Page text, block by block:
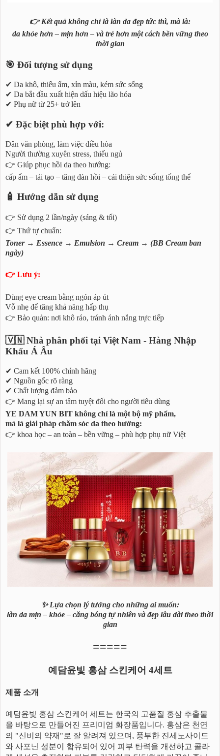
👉 Kết quả không chỉ là làn da đẹp tức thì, mà là:
da khỏe hơn – mịn hơn – và trẻ hơn một cách bền vững theo
thời gian
🎯 Đối tượng sử dụng
✔ Da khô, thiếu ẩm, xỉn màu, kém sức sống
✔ Da bắt đầu xuất hiện dấu hiệu lão hóa
✔ Phụ nữ từ 25+ trở lên
✔ Đặc biệt phù hợp với:
Dân văn phòng, làm việc điều hòa
Người thường xuyên stress, thiếu ngủ
👉 Giúp phục hồi da theo hướng:
cấp ẩm – tái tạo – tăng đàn hồi – cải thiện sức sống tổng thể
🧴 Hướng dẫn sử dụng
👉 Sử dụng 2 lần/ngày (sáng & tối)
👉 Thứ tự chuẩn:
Toner → Essence → Emulsion → Cream → (BB Cream ban
ngày)
👉 Lưu ý:
Dùng eye cream bằng ngón áp út
Vỗ nhẹ để tăng khả năng hấp thụ
👉 Bảo quản: nơi khô ráo, tránh ánh nắng trực tiếp
🇻🇳 Nhà phân phối tại Việt Nam - Hàng Nhập
Khẩu Á Âu
✔ Cam kết 100% chính hãng
✔ Nguồn gốc rõ ràng
✔ Chất lượng đảm bảo
👉 Mang lại sự an tâm tuyệt đối cho người tiêu dùng
YE DAM YUN BIT không chỉ là một bộ mỹ phẩm,
mà là giải pháp chăm sóc da theo hướng:
👉 khoa học – an toàn – bền vững – phù hợp phụ nữ Việt
✨ Lựa chọn lý tưởng cho những ai muốn:
làn da mịn – khỏe – căng bóng tự nhiên và đẹp lâu dài theo thời
gian
=====
예담윤빛 홍삼 스킨케어 4세트
제품 소개
예담윤빛 홍삼 스킨케어 세트는 한국의 고품질 홍삼 추출물
을 바탕으로 만들어진 프리미엄 화장품입니다. 홍삼은 천연
의 "신비의 약재"로 잘 알려져 있으며, 풍부한 진세노사이드
와 사포닌 성분이 함유되어 있어 피부 탄력을 개선하고 콜라